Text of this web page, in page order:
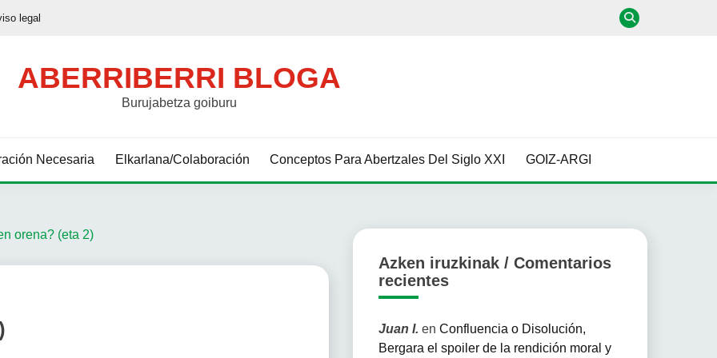
legal
ABERRIBERRI BLOGA
Burujabetza goiburu
Necesaria Elkarlana/Colaboración Conceptos Para Abertzales Del Siglo XXI GOIZ-ARGI
orena? (eta 2)
Azken iruzkinak / Comentarios
recientes
Juan I. en Confluencia o Disolución,
Bergara el spoiler de la rendición moral y